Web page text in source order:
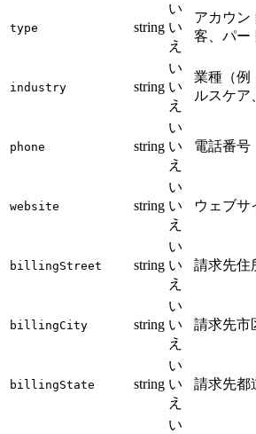
type string
い
い
え
アカウン
客、パー
industry string
い
い
え
業種（例
ルスケア
phone string
い
い
え
電話番号
website string
い
い
え
ウェブサ
billingStreet string
い
い
え
請求先住
billingCity string
い
い
え
請求先市
billingState string
い
い
え
請求先都
い